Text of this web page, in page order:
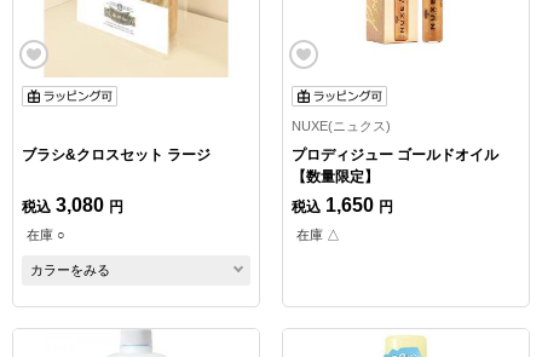
ブラシ&クロスセット ラージ
税込 3,080 円
在庫 ○
カラーをみる
NUXE(ニュクス)
プロディジュー ゴールドオイル
【数量限定】
税込 1,650 円
在庫 △